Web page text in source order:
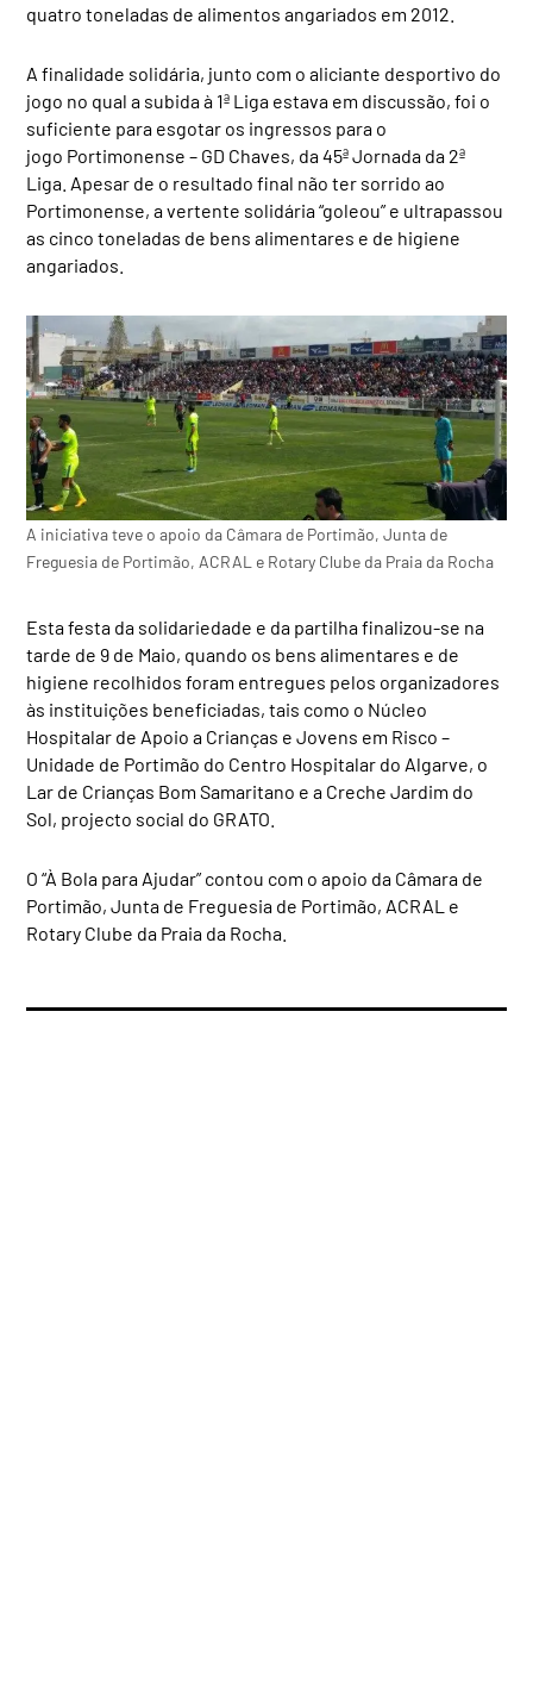
quatro toneladas de alimentos angariados em 2012.
A finalidade solidária, junto com o aliciante desportivo do
jogo no qual a subida à 1ª Liga estava em discussão, foi o
suficiente para esgotar os ingressos para o
jogo Portimonense – GD Chaves, da 45ª Jornada da 2ª
Liga. Apesar de o resultado final não ter sorrido ao
Portimonense, a vertente solidária “goleou” e ultrapassou
as cinco toneladas de bens alimentares e de higiene
angariados.
A iniciativa teve o apoio da Câmara de Portimão, Junta de
Freguesia de Portimão, ACRAL e Rotary Clube da Praia da Rocha
Esta festa da solidariedade e da partilha finalizou-se na
tarde de 9 de Maio, quando os bens alimentares e de
higiene recolhidos foram entregues pelos organizadores
às instituições beneficiadas, tais como o Núcleo
Hospitalar de Apoio a Crianças e Jovens em Risco –
Unidade de Portimão do Centro Hospitalar do Algarve, o
Lar de Crianças Bom Samaritano e a Creche Jardim do
Sol, projecto social do GRATO.
O “À Bola para Ajudar” contou com o apoio da Câmara de
Portimão, Junta de Freguesia de Portimão, ACRAL e
Rotary Clube da Praia da Rocha.